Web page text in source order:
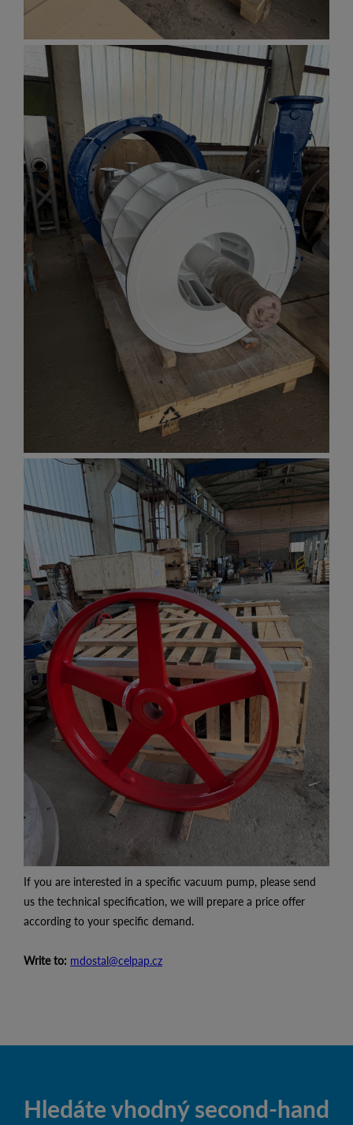
If you are interested in a specific vacuum pump, please send
us the technical specification, we will prepare a price offer
according to your specific demand.
Write to: mdostal@celpap.cz
Hledáte vhodný second-hand